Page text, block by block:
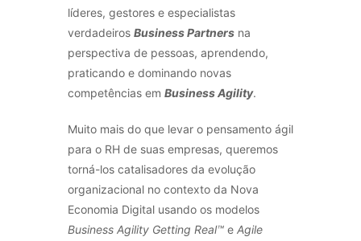
líderes, gestores e especialistas
verdadeiros Business Partners na
perspectiva de pessoas, aprendendo,
praticando e dominando novas
competências em Business Agility.
Muito mais do que levar o pensamento ágil
para o RH de suas empresas, queremos
torná-los catalisadores da evolução
organizacional no contexto da Nova
Economia Digital usando os modelos
Business Agility Getting Real™ e Agile